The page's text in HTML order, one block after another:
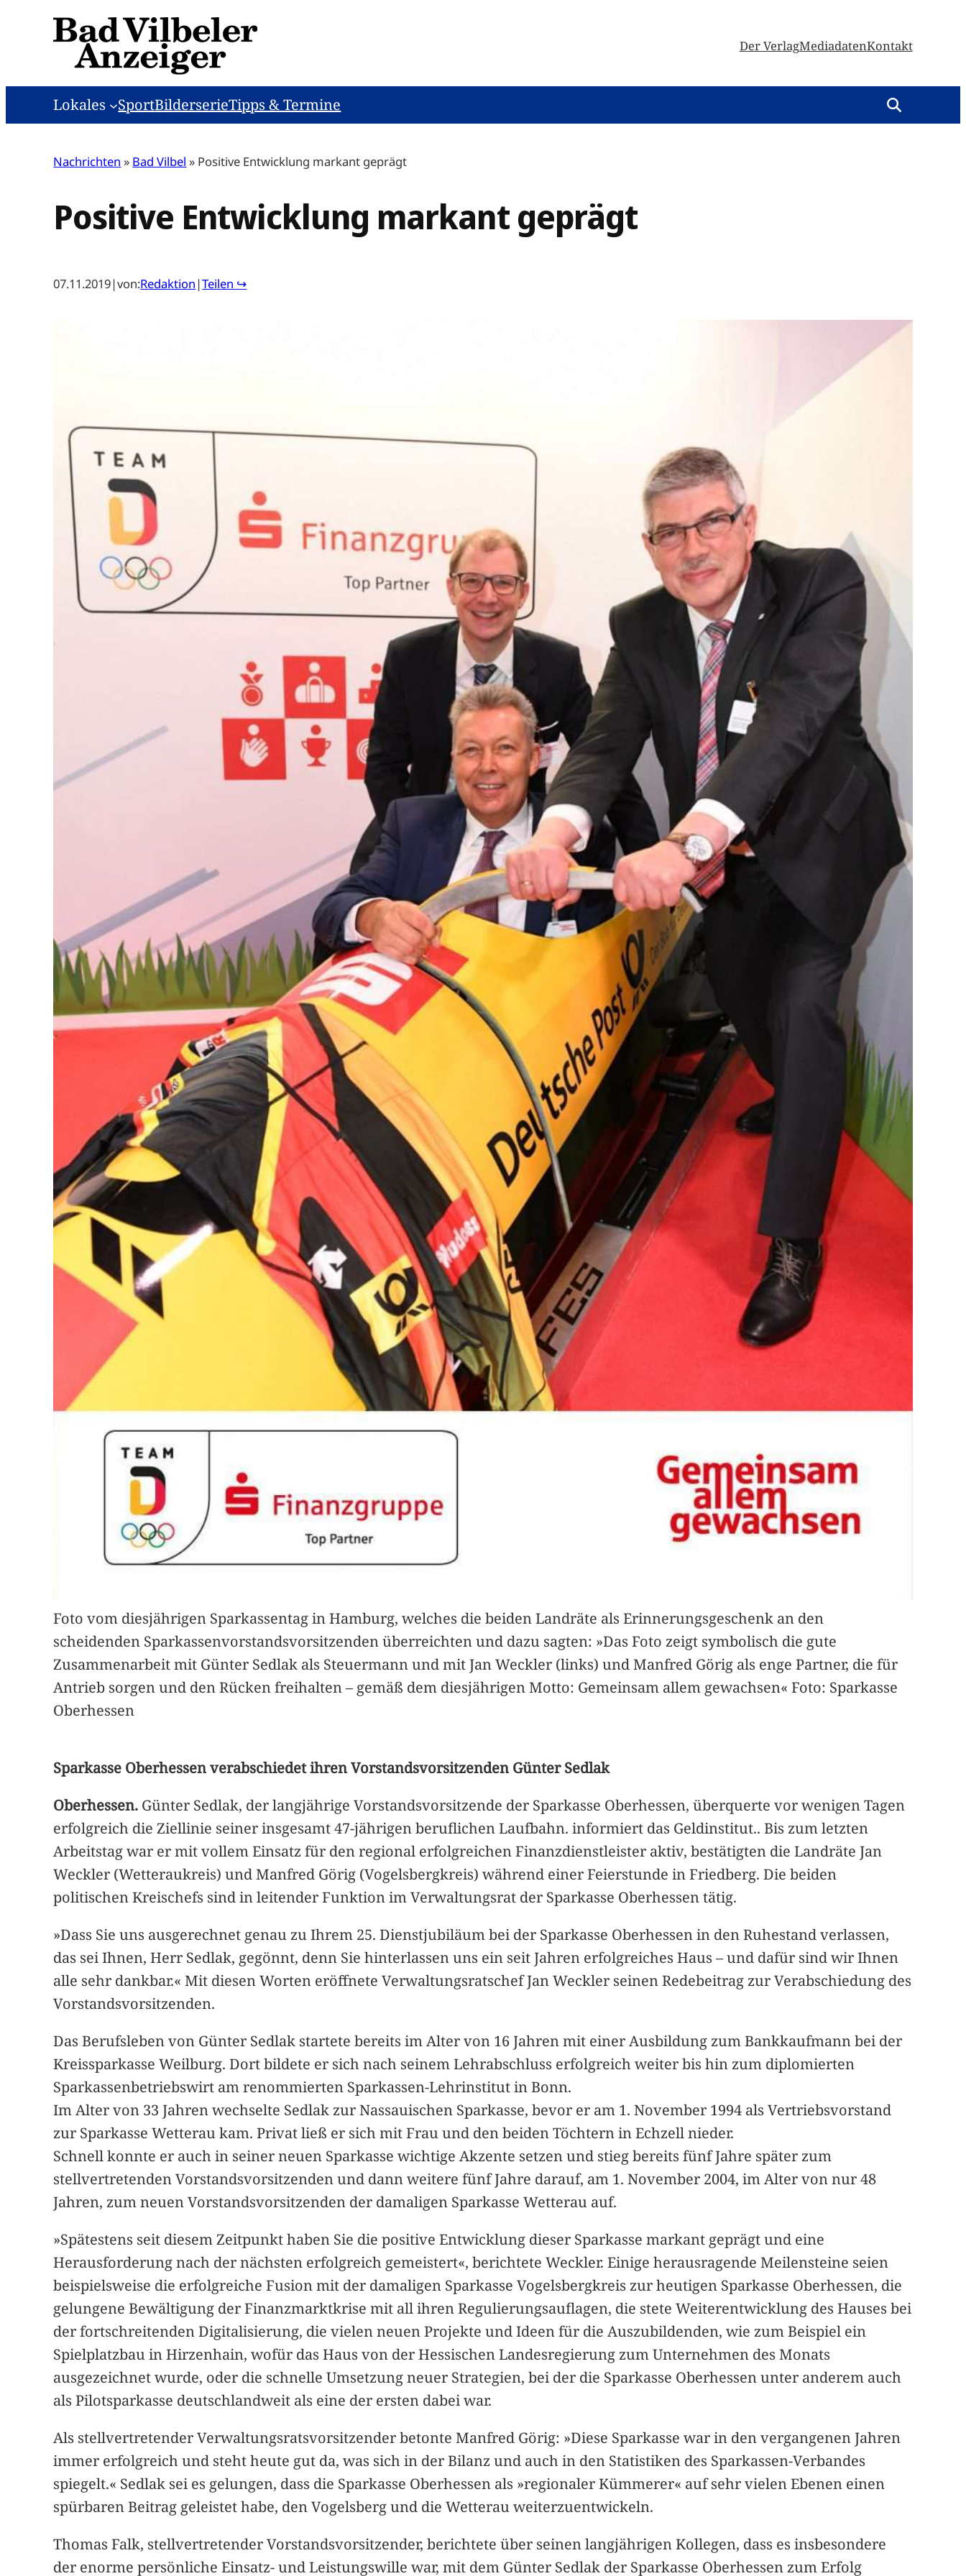
Der VerlagMediadatenKontakt
Lokales SportBilderserieTipps & Termine
Nachrichten » Bad Vilbel » Positive Entwicklung markant geprägt
Positive Entwicklung markant geprägt
07.11.2019|von:Redaktion |Teilen ↪
Foto vom diesjährigen Sparkassentag in Hamburg, welches die beiden Landräte als Erinnerungsgeschenk an den
scheidenden Sparkassenvorstandsvorsitzenden überreichten und dazu sagten: »Das Foto zeigt symbolisch die gute
Zusammenarbeit mit Günter Sedlak als Steuermann und mit Jan Weckler (links) und Manfred Görig als enge Partner, die für
Antrieb sorgen und den Rücken freihalten – gemäß dem diesjährigen Motto: Gemeinsam allem gewachsen« Foto: Sparkasse
Oberhessen
Sparkasse Oberhessen verabschiedet ihren Vorstandsvorsitzenden Günter Sedlak
Oberhessen. Günter Sedlak, der langjährige Vorstandsvorsitzende der Sparkasse Oberhessen, überquerte vor wenigen Tagen
erfolgreich die Ziellinie seiner insgesamt 47-jährigen beruflichen Laufbahn. informiert das Geldinstitut.. Bis zum letzten
Arbeitstag war er mit vollem Einsatz für den regional erfolgreichen Finanzdienstleister aktiv, bestätigten die Landräte Jan
Weckler (Wetteraukreis) und Manfred Görig (Vogelsbergkreis) während einer Feierstunde in Friedberg. Die beiden
politischen Kreischefs sind in leitender Funktion im Verwaltungsrat der Sparkasse Oberhessen tätig.
»Dass Sie uns ausgerechnet genau zu Ihrem 25. Dienstjubiläum bei der Sparkasse Oberhessen in den Ruhestand verlassen,
das sei Ihnen, Herr Sedlak, gegönnt, denn Sie hinterlassen uns ein seit Jahren erfolgreiches Haus – und dafür sind wir Ihnen
alle sehr dankbar.« Mit diesen Worten eröffnete Verwaltungsratschef Jan Weckler seinen Redebeitrag zur Verabschiedung des
Vorstandsvorsitzenden.
Das Berufsleben von Günter Sedlak startete bereits im Alter von 16 Jahren mit einer Ausbildung zum Bankkaufmann bei der
Kreissparkasse Weilburg. Dort bildete er sich nach seinem Lehrabschluss erfolgreich weiter bis hin zum diplomierten
Sparkassenbetriebswirt am renommierten Sparkassen-Lehrinstitut in Bonn.
Im Alter von 33 Jahren wechselte Sedlak zur Nassauischen Sparkasse, bevor er am 1. November 1994 als Vertriebsvorstand
zur Sparkasse Wetterau kam. Privat ließ er sich mit Frau und den beiden Töchtern in Echzell nieder.
Schnell konnte er auch in seiner neuen Sparkasse wichtige Akzente setzen und stieg bereits fünf Jahre später zum
stellvertretenden Vorstandsvorsitzenden und dann weitere fünf Jahre darauf, am 1. November 2004, im Alter von nur 48
Jahren, zum neuen Vorstandsvorsitzenden der damaligen Sparkasse Wetterau auf.
»Spätestens seit diesem Zeitpunkt haben Sie die positive Entwicklung dieser Sparkasse markant geprägt und eine
Herausforderung nach der nächsten erfolgreich gemeistert«, berichtete Weckler. Einige herausragende Meilensteine seien
beispielsweise die erfolgreiche Fusion mit der damaligen Sparkasse Vogelsbergkreis zur heutigen Sparkasse Oberhessen, die
gelungene Bewältigung der Finanzmarktkrise mit all ihren Regulierungsauflagen, die stete Weiterentwicklung des Hauses bei
der fortschreitenden Digitalisierung, die vielen neuen Projekte und Ideen für die Auszubildenden, wie zum Beispiel ein
Spielplatzbau in Hirzenhain, wofür das Haus von der Hessischen Landesregierung zum Unternehmen des Monats
ausgezeichnet wurde, oder die schnelle Umsetzung neuer Strategien, bei der die Sparkasse Oberhessen unter anderem auch
als Pilotsparkasse deutschlandweit als eine der ersten dabei war.
Als stellvertretender Verwaltungsratsvorsitzender betonte Manfred Görig: »Diese Sparkasse war in den vergangenen Jahren
immer erfolgreich und steht heute gut da, was sich in der Bilanz und auch in den Statistiken des Sparkassen-Verbandes
spiegelt.« Sedlak sei es gelungen, dass die Sparkasse Oberhessen als »regionaler Kümmerer« auf sehr vielen Ebenen einen
spürbaren Beitrag geleistet habe, den Vogelsberg und die Wetterau weiterzuentwickeln.
Thomas Falk, stellvertretender Vorstandsvorsitzender, berichtete über seinen langjährigen Kollegen, dass es insbesondere
der enorme persönliche Einsatz- und Leistungswille war, mit dem Günter Sedlak der Sparkasse Oberhessen zum Erfolg